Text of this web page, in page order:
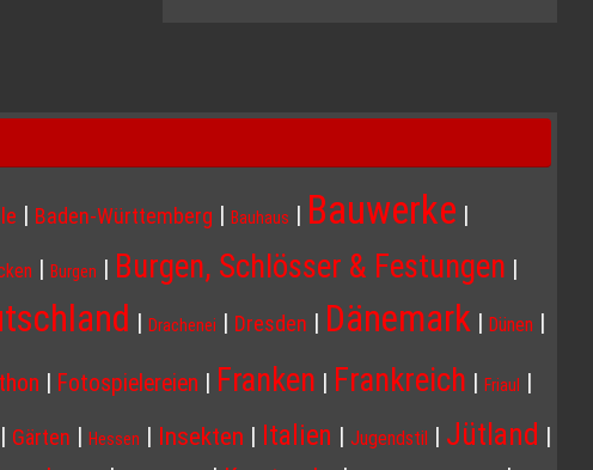
| Baden-Württemberg | Bauhaus | Bauwerke |
| Burgen | Burgen, Schlösser & Festungen |
| Drachenei | Dresden | Dänemark | Dünen |
| Fotospielereien | Franken | Frankreich | Friaul |
| Gärten | Hessen | Insekten | Italien | Jugendstil | Jütland |